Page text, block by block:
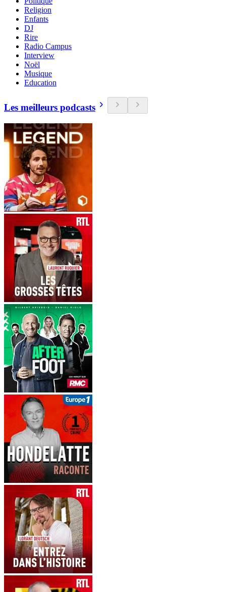
Religion
Enfants
DJ
Rire
Radio Campus
Interview
Noël
Musique
Education
Les meilleurs podcasts